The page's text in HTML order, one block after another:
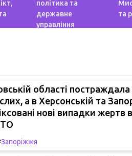
політика та
державне
управління
та
області
а в Херсонській та
нові випадки жертв
Запоріжжя